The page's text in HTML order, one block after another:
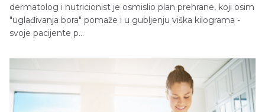
dermatolog i nutricionist je osmislio plan prehrane, koji osim
"uglađivanja bora" pomaže i u gubljenju viška kilograma -
svoje pacijente p...